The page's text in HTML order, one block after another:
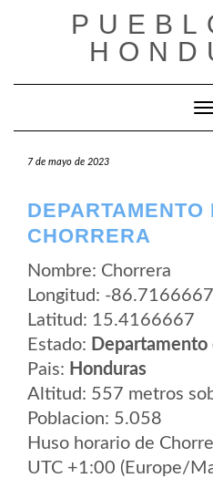
7 de mayo de 2023
DEPARTAMENTO
CHORRERA
Nombre: Chorrera
Longitud: -86.7166667
Latitud: 15.4166667
Estado: Departamento
Pais: Honduras
Altitud: 557 metros
Poblacion: 5.058
Huso horario de
UTC +1:00 (Europe/